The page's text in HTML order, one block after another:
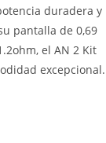
duradera y
pantalla de 0,69
el AN 2 Kit
excepcional.